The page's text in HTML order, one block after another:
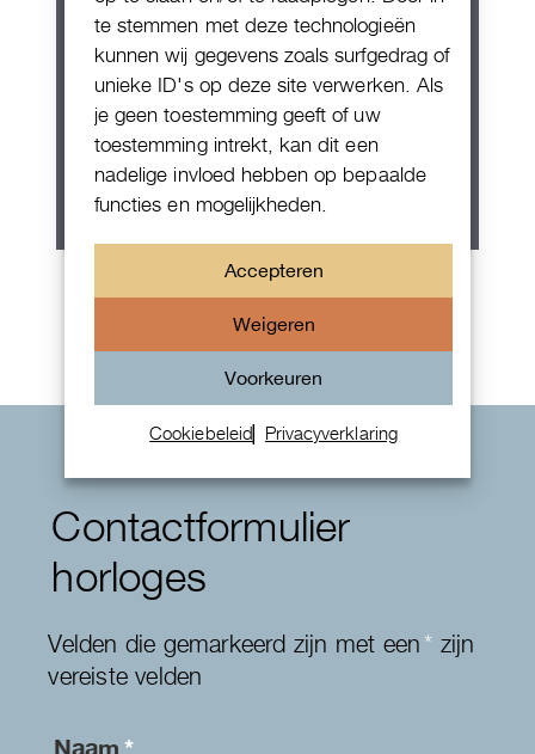
te stemmen met deze technologieën
kunnen wij gegevens zoals surfgedrag of
unieke ID's op deze site verwerken. Als
je geen toestemming geeft of uw
toestemming intrekt, kan dit een
nadelige invloed hebben op bepaalde
functies en mogelijkheden.
Accepteren
Weigeren
Voorkeuren
Cookiebeleid Privacyverklaring
Rolex Oyster Perpetual 36
Contactformulier
horloges
Velden die gemarkeerd zijn met een* zijn
vereiste velden
Naam*